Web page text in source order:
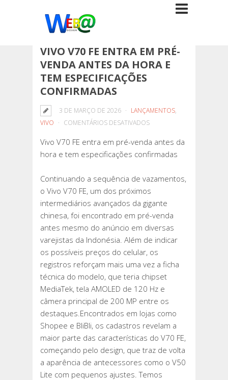
VIVO V70 FE ENTRA EM PRÉ-
VENDA ANTES DA HORA E
TEM ESPECIFICAÇÕES
CONFIRMADAS
3 DE MARÇO DE 2026 LANÇAMENTOS,
VIVO
COMENTÁRIOS DESATIVADOSEM
V70
FE
EM
PRÉ-
VENDA
ANTES
DA
HORA
E
TEM
ESPECIFICAÇÕES
CONFIRMADAS
Vivo V70 FE entra em pré-venda antes da
hora e tem especificações confirmadas
Continuando a sequência de vazamentos,
o Vivo V70 FE, um dos próximos
intermediários avançados da gigante
chinesa, foi encontrado em pré-venda
antes mesmo do anúncio em diversas
varejistas da Indonésia. Além de indicar
os possíveis preços do celular, os
registros reforçam mais uma vez a ficha
técnica do modelo, que teria chipset
MediaTek, tela AMOLED de 120 Hz e
câmera principal de 200 MP entre os
destaques.Encontrados em lojas como
Shopee e BliBli, os cadastros revelam a
maior parte das características do V70 FE,
começando pelo design, que traz de volta
a aparência de antecessores como o V50
Lite com pequenos ajustes. Temos